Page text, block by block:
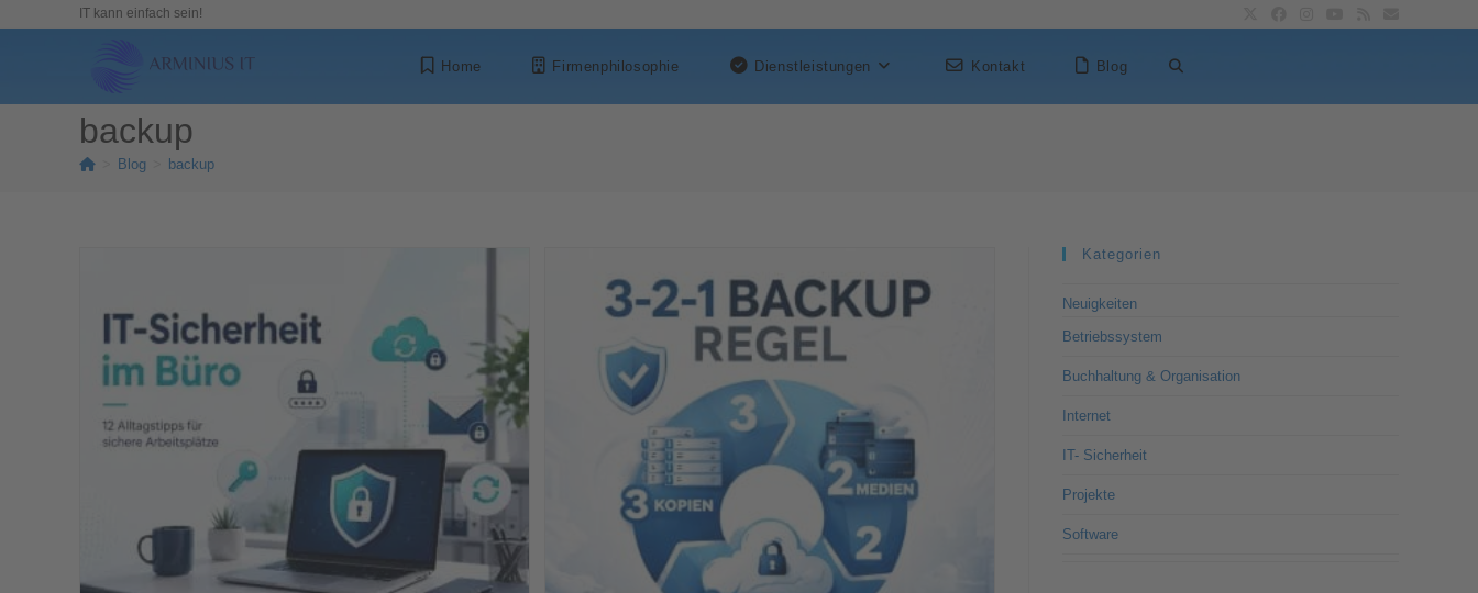
IT kann einfach sein!
Home Firmenphilosophie Dienstleistungen Kontakt Blog
backup
Blog backup
Kategorien
Neuigkeiten
Betriebssystem
Buchhaltung & Organisation
Internet
IT- Sicherheit
Projekte
Software